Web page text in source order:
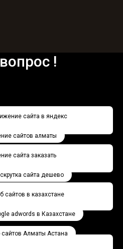
!
сайта в яндекс
сайтов алматы
сайта заказать
сайта дешево
сайтов в казахстане
adwords в Казахстане
Алматы Астана